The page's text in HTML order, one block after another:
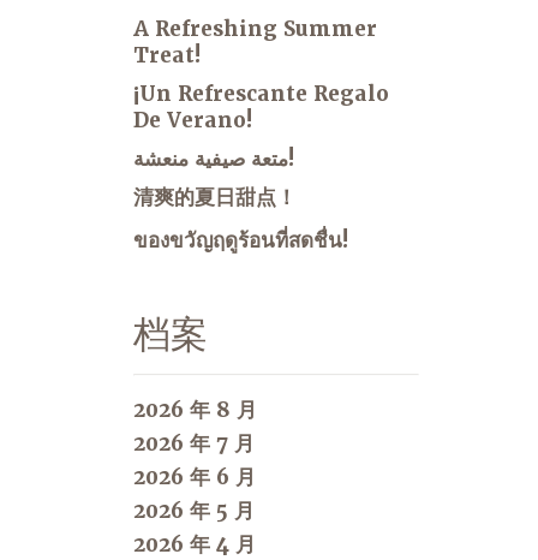
A Refreshing Summer
Treat!
¡Un Refrescante Regalo
De Verano!
متعة صيفية منعشة!
清爽的夏日甜点！
ของขวัญฤดูร้อนที่สดชื่น!
档案
2026 年 8 月
2026 年 7 月
2026 年 6 月
2026 年 5 月
2026 年 4 月